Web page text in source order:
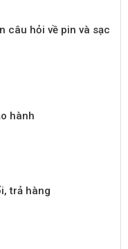
câu hỏi về pin và sạc
hành
trả hàng